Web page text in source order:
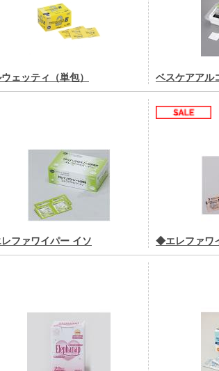
ェッティ（単包） ベスケアアル
ファワイパー イソ ◆エレファワ